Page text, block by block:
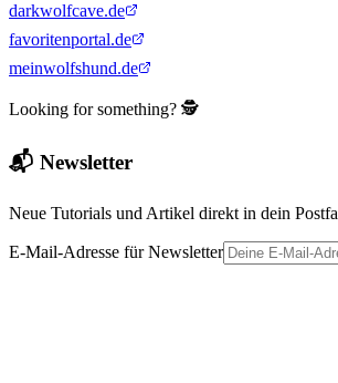
darkwolfcave.de
favoritenportal.de
meinwolfshund.de
Looking for something? 🕵️
📬 Newsletter
Neue Tutorials und Artikel direkt in dein
E-Mail-Adresse für Newsletter